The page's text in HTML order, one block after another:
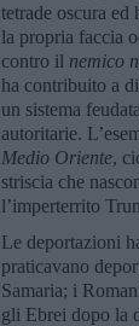
tetrade oscura ed
la propria faccia
contro il nemico
ha contribuito a
un sistema
autoritarie.
Medio Oriente,
striscia che
l’imperterrito
Le deportazioni
praticavano
Samaria; i
gli Ebrei dopo la